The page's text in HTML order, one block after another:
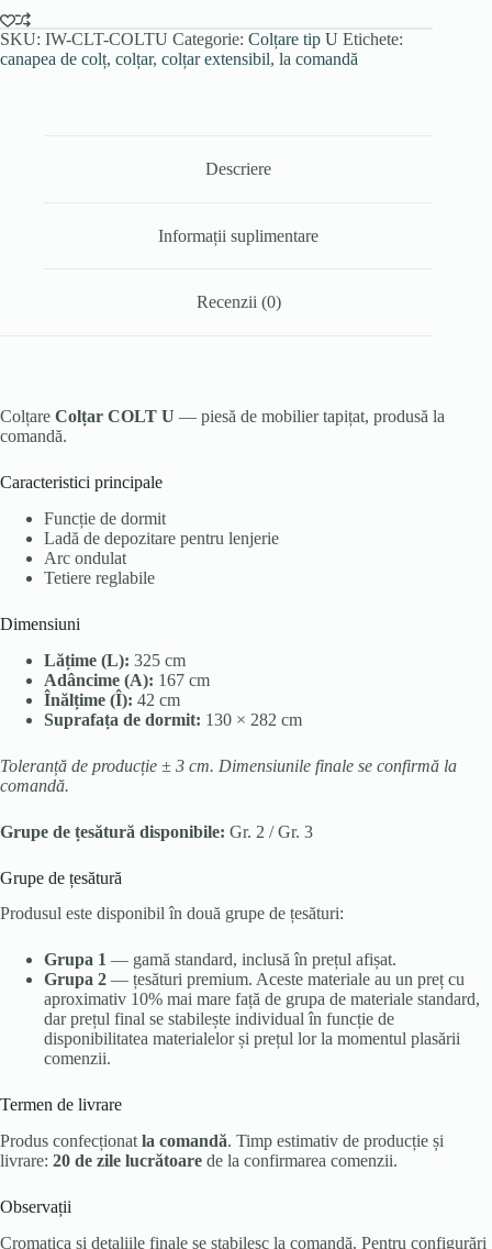
SKU: IW-CLT-COLTU Categorie: Colțare tip U Etichete:
canapea de colț, colțar, colțar extensibil, la comandă
Descriere
Informații suplimentare
Recenzii (0)
Colțare Colțar COLT U — piesă de mobilier tapițat, produsă la
comandă.
Caracteristici principale
Funcție de dormit
Ladă de depozitare pentru lenjerie
Arc ondulat
Tetiere reglabile
Dimensiuni
Lățime (L): 325 cm
Adâncime (A): 167 cm
Înălțime (Î): 42 cm
Suprafața de dormit: 130 × 282 cm
Toleranță de producție ± 3 cm. Dimensiunile finale se confirmă la
comandă.
Grupe de țesătură disponibile: Gr. 2 / Gr. 3
Grupe de țesătură
Produsul este disponibil în două grupe de țesături:
Grupa 1 — gamă standard, inclusă în prețul afișat.
Grupa 2 — țesături premium. Aceste materiale au un preț cu
aproximativ 10% mai mare față de grupa de materiale standard,
dar prețul final se stabilește individual în funcție de
disponibilitatea materialelor și prețul lor la momentul plasării
comenzii.
Termen de livrare
Produs confecționat la comandă. Timp estimativ de producție și
livrare: 20 de zile lucrătoare de la confirmarea comenzii.
Observații
Cromatica și detaliile finale se stabilesc la comandă. Pentru configurări